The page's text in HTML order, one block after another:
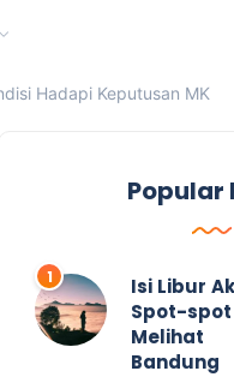
Hadapi Keputusan MK
Popular
Isi Libur
Spot-
Bandung